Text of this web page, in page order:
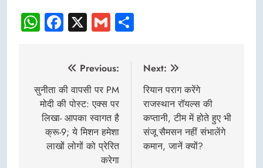
WhatsApp
Facebook
X Gmail
navigation
Previous:
सुनीता की वापसी पर PM
मोदी की पोस्ट: एक्स पर
लिखा- आपका स्वागत है
क्रू-9; ये मिशन हमेशा
लाखों लोगों को प्रेरित
करेगा
Next:
रियान पराग करेंगे
राजस्थान रॉयल्स की
कप्तानी, टीम में होते हुए भी
संजू सैमसन नहीं संभालेंगे
कमान, जानें क्यों?